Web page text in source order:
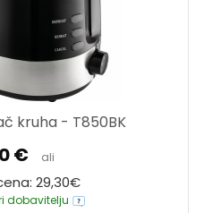
kruha - T850BK
€ ali
29,30€
dobavitelju